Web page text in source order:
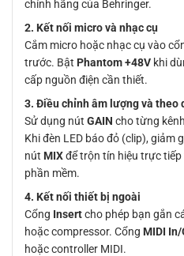
chính hãng của Behringer.
2. Kết nối micro và nhạc cụ
Cắm micro hoặc nhạc cụ vào
trước. Bật Phantom +48V khi
cấp nguồn điện cần thiết.
3. Điều chỉnh âm lượng và theo
Sử dụng nút GAIN cho từng
Khi đèn LED báo đỏ (clip), giảm
nút MIXđể trộn tín hiệu trực
phần mềm.
4. Kết nối thiết bị ngoài
Cổng Insertcho phép bạn gắn
hoặc compressor. Cổng MIDI
hoặc controller MIDI.